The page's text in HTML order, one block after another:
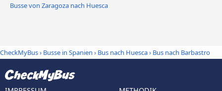
Busse von Zaragoza nach Huesca
CheckMyBus› Busse in Spanien › Bus nach Huesca› Bus nach Barbastro